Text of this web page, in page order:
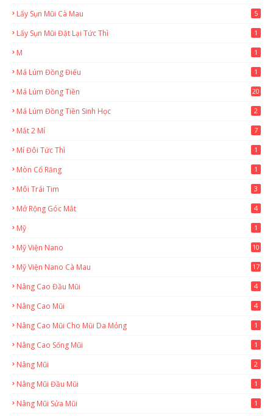
Lấy Sụn Mũi Cà Mau 5
Lấy Sụn Mũi Đặt Lại Tức Thì 1
M 1
Má Lúm Đồng Điếu 1
Má Lúm Đồng Tiền 20
Má Lúm Đồng Tiền Sinh Học 2
Mắt 2 Mí 7
Mí Đôi Tức Thì 1
Mòn Cổ Răng 1
Môi Trái Tim 3
Mở Rộng Góc Mắt 4
Mỹ 1
Mỹ Viện Nano 10
Mỹ Viện Nano Cà Mau
17
Nâng Cao Đầu Mũi 4
Nâng Cao Mũi 4
Nâng Cao Mũi Cho Mũi Da Mỏng 1
Nâng Cao Sống Mũi 1
Nâng Mũi 2
Nâng Mũi Đầu Mũi 1
Nâng Mũi Sửa Mũi 1